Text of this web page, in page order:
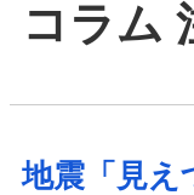
コラム
地震「見え